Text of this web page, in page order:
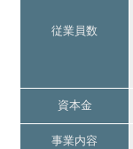
従業員数
資本金
事業内容